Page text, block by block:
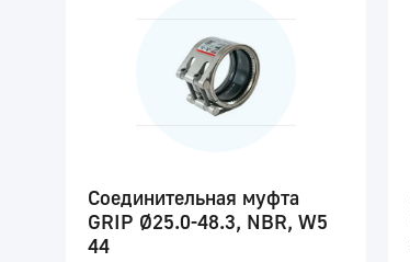
Соединительная муфта
GRIP Ø25.0-48.3, NBR, W5
44